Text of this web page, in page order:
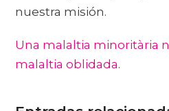
nuestra misión.
Una malaltia minoritària
malaltia oblidada.